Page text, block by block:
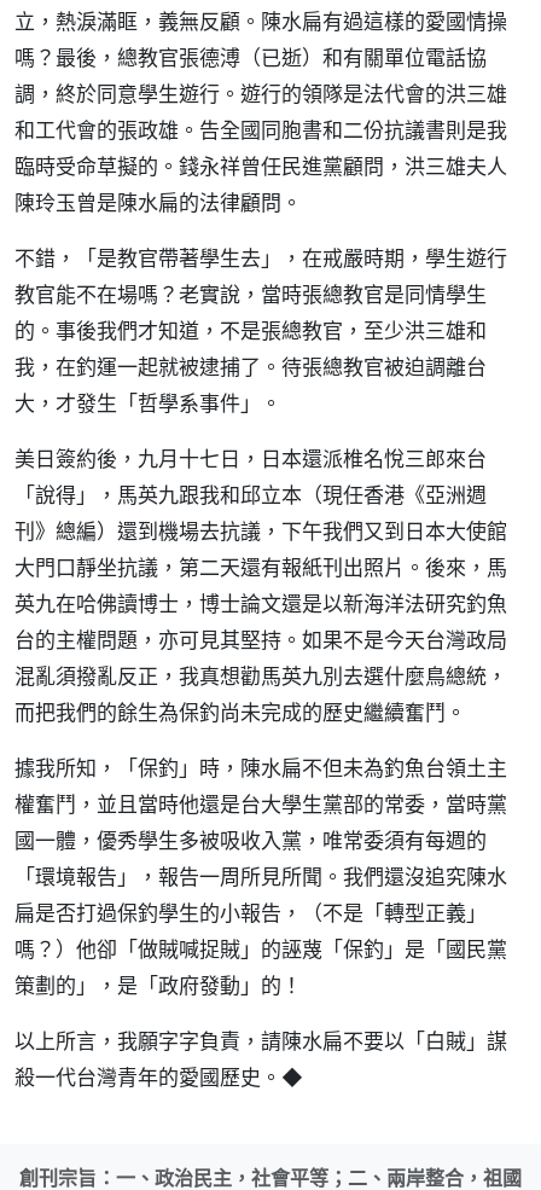
立，熱淚滿眶，義無反顧。陳水扁有過這樣的愛國情操
嗎？最後，總教官張德溥（已逝）和有關單位電話協
調，終於同意學生遊行。遊行的領隊是法代會的洪三雄
和工代會的張政雄。告全國同胞書和二份抗議書則是我
臨時受命草擬的。錢永祥曾任民進黨顧問，洪三雄夫人
陳玲玉曾是陳水扁的法律顧問。
不錯，「是教官帶著學生去」，在戒嚴時期，學生遊行
教官能不在場嗎？老實說，當時張總教官是同情學生
的。事後我們才知道，不是張總教官，至少洪三雄和
我，在釣運一起就被逮捕了。待張總教官被迫調離台
大，才發生「哲學系事件」。
美日簽約後，九月十七日，日本還派椎名悅三郎來台
「說得」，馬英九跟我和邱立本（現任香港《亞洲週
刊》總編）還到機場去抗議，下午我們又到日本大使館
大門口靜坐抗議，第二天還有報紙刊出照片。後來，馬
英九在哈佛讀博士，博士論文還是以新海洋法研究釣魚
台的主權問題，亦可見其堅持。如果不是今天台灣政局
混亂須撥亂反正，我真想勸馬英九別去選什麼鳥總統，
而把我們的餘生為保釣尚未完成的歷史繼續奮鬥。
據我所知，「保釣」時，陳水扁不但未為釣魚台領土主
權奮鬥，並且當時他還是台大學生黨部的常委，當時黨
國一體，優秀學生多被吸收入黨，唯常委須有每週的
「環境報告」，報告一周所見所聞。我們還沒追究陳水
扁是否打過保釣學生的小報告，（不是「轉型正義」
嗎？）他卻「做賊喊捉賊」的誣蔑「保釣」是「國民黨
策劃的」，是「政府發動」的！
以上所言，我願字字負責，請陳水扁不要以「白賊」謀
殺一代台灣青年的愛國歷史。◆
創刊宗旨：一、政治民主，社會平等；二、兩岸整合，祖國